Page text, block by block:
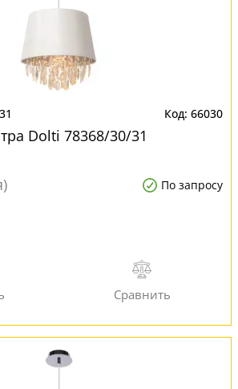
66030
Dolti 78368/30/31
По запросу